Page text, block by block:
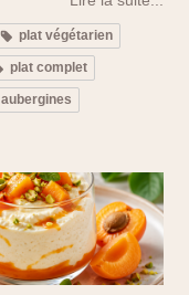
plat végétarien
plat complet
aubergines